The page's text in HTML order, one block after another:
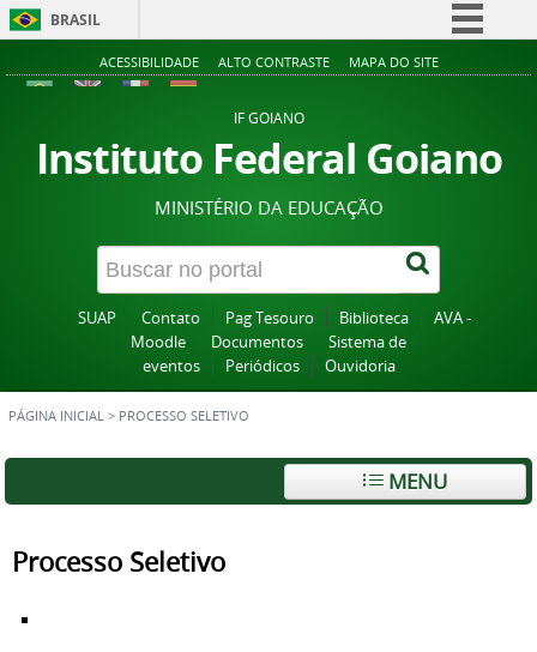
BRASIL
Simplifique!
Acesso à informação
Legislação
Canais
ACESSIBILIDADE ALTO CONTRASTE MAPA DO SITE
IF GOIANO
Instituto Federal Goiano
MINISTÉRIO DA EDUCAÇÃO
SUAP Contato Pag Tesouro Biblioteca
AVA -
Moodle
Documentos
Sistema de
eventos
Periódicos Ouvidoria
PÁGINA INICIAL > PROCESSO SELETIVO
MENU
Processo Seletivo